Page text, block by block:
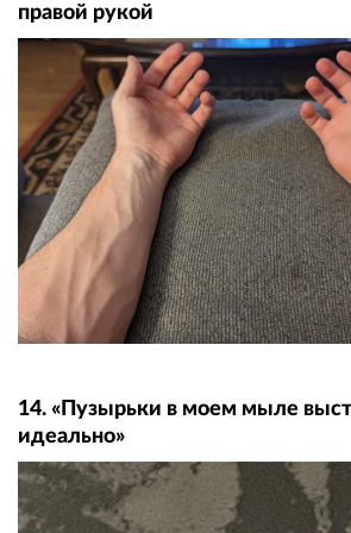
правой рукой
14. «Пузырьки в моем мыле
идеально»